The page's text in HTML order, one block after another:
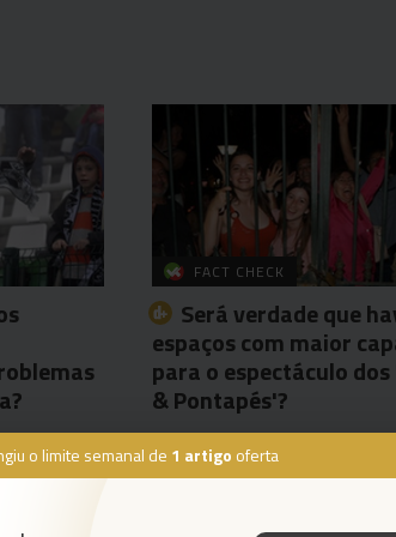
o limite semanal de 1 artigo oferta
FACT CHECK
Será verdade que
espaços com maior
para o espectáculo
& Pontapés'?